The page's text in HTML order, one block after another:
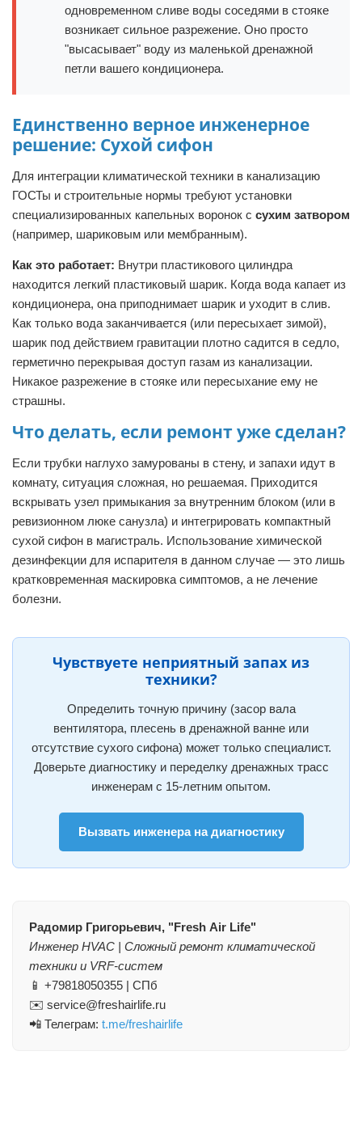
одновременном сливе воды соседями в стояке
возникает сильное разрежение. Оно просто
"высасывает" воду из маленькой дренажной
петли вашего кондиционера.
Единственно верное инженерное
решение: Сухой сифон
Для интеграции климатической техники в канализацию
ГОСТы и строительные нормы требуют установки
специализированных капельных воронок с сухим затвором
(например, шариковым или мембранным).
Как это работает: Внутри пластикового цилиндра
находится легкий пластиковый шарик. Когда вода капает из
кондиционера, она приподнимает шарик и уходит в слив.
Как только вода заканчивается (или пересыхает зимой),
шарик под действием гравитации плотно садится в седло,
герметично перекрывая доступ газам из канализации.
Никакое разрежение в стояке или пересыхание ему не
страшны.
Что делать, если ремонт уже сделан?
Если трубки наглухо замурованы в стену, и запахи идут в
комнату, ситуация сложная, но решаемая. Приходится
вскрывать узел примыкания за внутренним блоком (или в
ревизионном люке санузла) и интегрировать компактный
сухой сифон в магистраль. Использование химической
дезинфекции для испарителя в данном случае — это лишь
кратковременная маскировка симптомов, а не лечение
болезни.
Чувствуете неприятный запах из
техники?
Определить точную причину (засор вала
вентилятора, плесень в дренажной ванне или
отсутствие сухого сифона) может только специалист.
Доверьте диагностику и переделку дренажных трасс
инженерам с 15-летним опытом.
Вызвать инженера на диагностику
Радомир Григорьевич, "Fresh Air Life"
Инженер HVAC | Сложный ремонт климатической
техники и VRF-систем
📱 +79818050355 | СПб
✉️ service@freshairlife.ru
📲 Телеграм: t.me/freshairlife